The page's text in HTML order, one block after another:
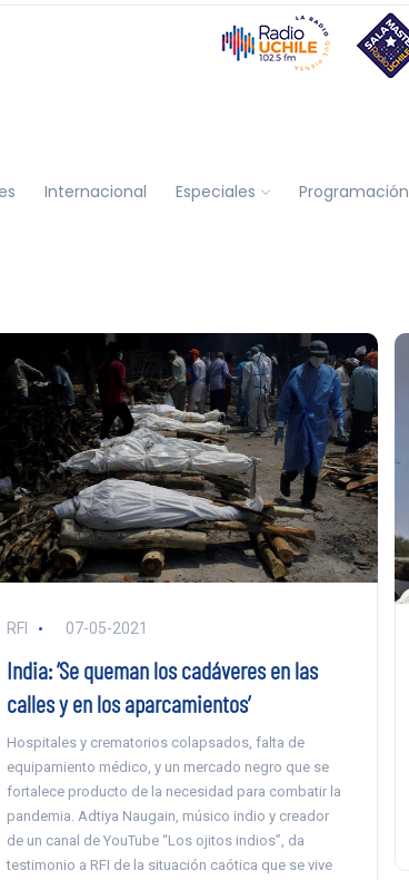
Internacional Especiales Programación
RFI 07-05-2021
India: ‘Se queman los cadáveres en las
calles y en los aparcamientos’
Hospitales y crematorios colapsados, falta de
equipamiento médico, y un mercado negro que se
fortalece producto de la necesidad para combatir la
pandemia. Adtiya Naugain, músico indio y creador
de un canal de YouTube “Los ojitos indios”, da
testimonio a RFI de la situación caótica que se vive